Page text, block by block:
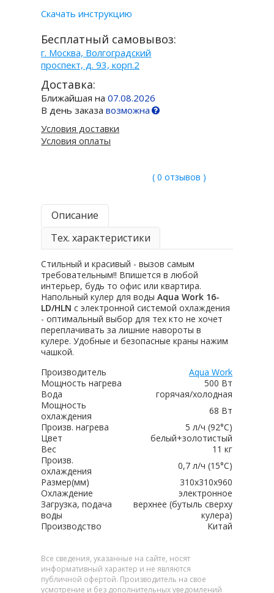
Скачать инструкцию
Бесплатный самовывоз:
г. Москва, Волгоградский
проспект, д. 93, корп.2
Доставка:
Ближайшая на07.08.2026
В день заказавозможна
Условия доставки
Условия оплаты
( 0 отзывов )
Описание
Тех. характеристики
Стильный и красивый - вызов самым
требовательным!! Впишется в любой
интерьер, будь то офис или квартира.
Напольный кулер для водыAqua Work 16-
LD/HLNс электронной системой охлаждения
- оптимальный выбор для тех кто не хочет
переплачивать за лишние навороты в
кулере. Удобные и безопасные краны нажим
чашкой.
Производитель
Aqua Work
Мощность нагрева
500 Вт
Вода
горячая/холодная
Мощность
охлаждения
68 Вт
Произв. нагрева
5 л/ч (92°C)
Цвет
белый+золотистый
Вес
11 кг
Произв.
охлаждения
0,7 л/ч (15°C)
Размер(мм)
310х310х960
Охлаждение
электронное
Загрузка, подача
воды
верхнее (бутыль сверху
кулера)
Производство
Китай
Все сведения, указанные на сайте, носят
информативный характер и не являются
публичной офертой. Производитель на свое
усмотрение и без дополнительных уведомлений